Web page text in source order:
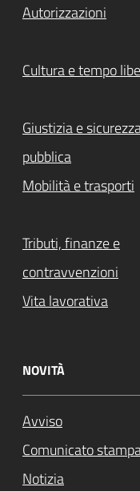
Autorizzazioni
Cultura e tempo
Giustizia e
pubblica
Mobilità e trasporti
Tributi, finanze e
contravvenzioni
Vita lavorativa
NOVITÀ
Avviso
Comunicato
Notizia